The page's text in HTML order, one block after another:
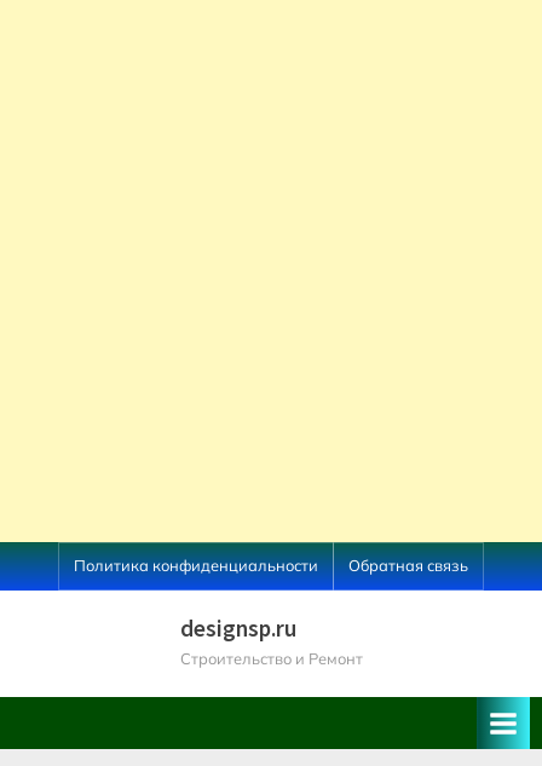
Skip
to
Политика конфиденциальности Обратная связь
designsp.ru
Строительство и Ремонт